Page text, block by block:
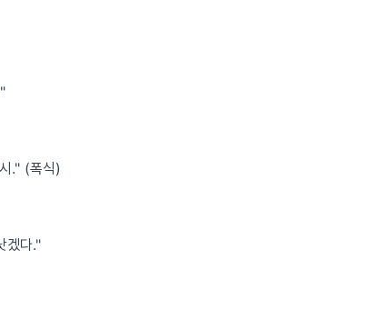
." (폭식)
겠다."